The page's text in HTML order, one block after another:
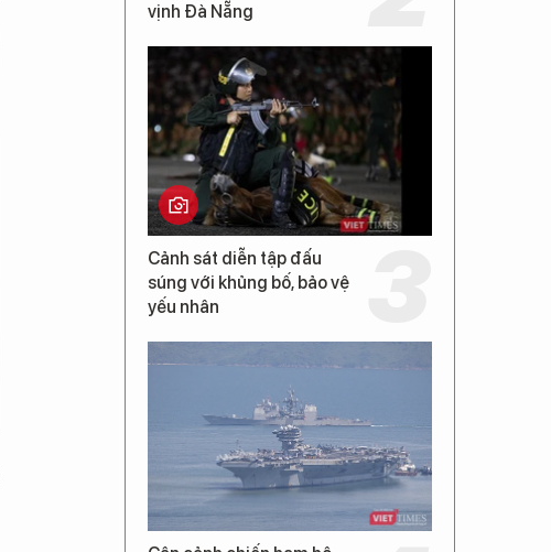
vịnh Đà Nẵng
Cảnh sát diễn tập đấu
súng với khủng bố, bảo vệ
yếu nhân